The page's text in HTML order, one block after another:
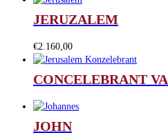
JERUZALEM
€2.160,00
CONCELEBRANT
JOHN